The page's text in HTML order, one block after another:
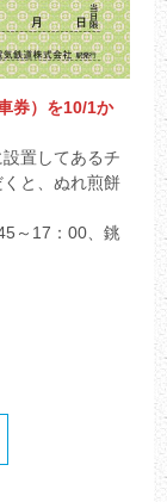
券）を10/1か
置してあるチ
と、ぬれ煎餅
～17：00、銚